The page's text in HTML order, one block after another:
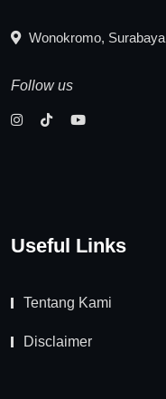
Wonokromo, Surabaya
Follow us
Useful Links
Tentang Kami
Disclaimer